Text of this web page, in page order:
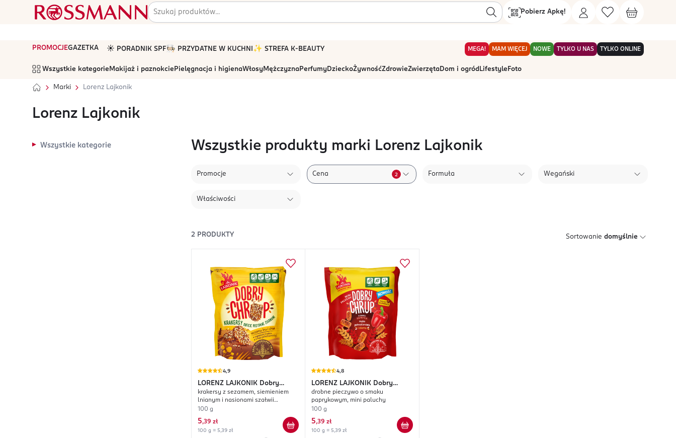
Pobierz Apkę!
PROMOCJEGAZETKA ☀️ PORADNIK SPF🧑🏻‍🍳 PRZYDATNE W KUCHNI ✨ STREFA K-BEAUTY MEGA! MAM WIĘCEJ NOWE TYLKO U NAS TYLKO ONLINE
Wszystkie kategorie Makijaż i paznokcie Pielęgnacja i higienaWłosyMężczyznaPerfumyDzieckoŻywnośćZdrowieZwierzętaDom i ogród Lifestyle Foto
Marki Lorenz Lajkonik
Lorenz Lajkonik
Wszystkie kategorie Wszystkie produkty marki Lorenz Lajkonik
Promocje Cena 2 Formuła Wegański
Właściwości
2 PRODUKTY Sortowanie domyślnie
4,9
LORENZ LAJKONIK Dobry
Chrup
krakersy z sezamem, siemieniem
lnianym i nasionami szałwii
hiszpańskiej
100 g
5,39 zł
100 g = 5,39 zł
4,8
LORENZ LAJKONIK Dobry
Chrup
drobne pieczywo o smaku
paprykowym, mini paluchy
100 g
5,39 zł
100 g = 5,39 zł